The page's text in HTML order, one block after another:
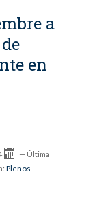
a
en
— Última
Plenos